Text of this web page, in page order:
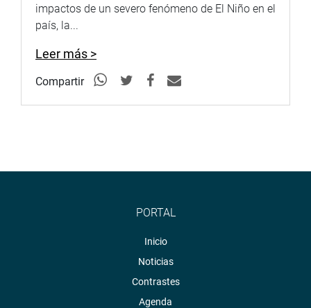
impactos de un severo fenómeno de El Niño en el
país, la...
Leer más >
Compartir
PORTAL
Inicio
Noticias
Contrastes
Agenda